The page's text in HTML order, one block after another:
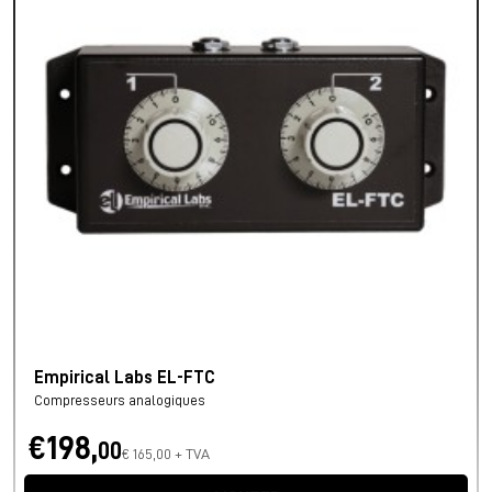
Empirical Labs EL-FTC
Compresseurs analogiques
€198,00€ 165,00 + TVA